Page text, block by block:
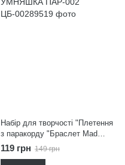
Набір для творчості "Плетення
з паракорду "Браслет Mad
Max" УМНЯШКА ПАР-002
119 грн 149 грн